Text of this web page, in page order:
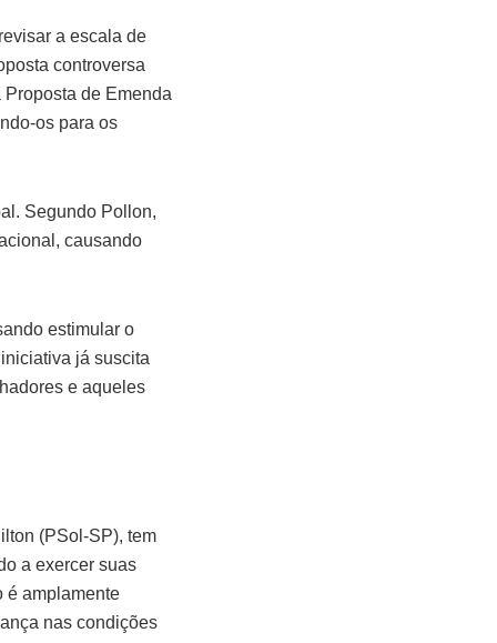
a escala de
controversa
de Emenda
os para os
Segundo Pollon,
causando
estimular o
já suscita
e aqueles
(PSol-SP), tem
a exercer suas
é amplamente
nas condições